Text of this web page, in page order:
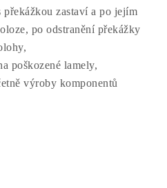
překážkou zastaví a po jejím
po odstranění překážky
poškozené lamely,
výroby komponentů